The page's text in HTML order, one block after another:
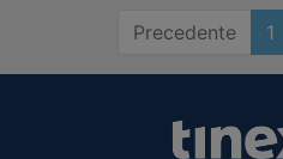
Precedente 1